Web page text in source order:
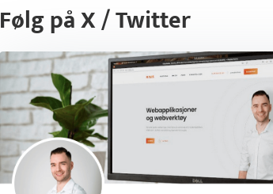
Følg på X / Twitter